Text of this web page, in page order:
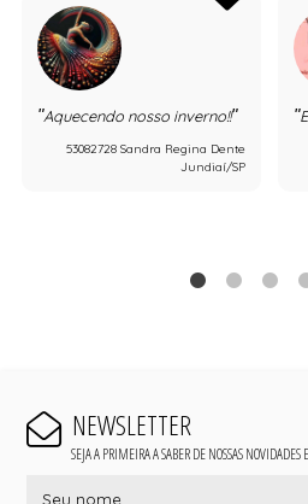
Aquecendo nosso inverno!!
53082728 Sandra Regina Dente
Jundiaí/SP
NEWSLETTER
SEJA A PRIMEIRA A SABER DE NOSSAS NOVIDADES